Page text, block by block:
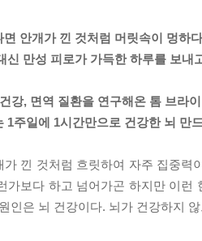
면 안개가 낀 것처럼 머릿속이 멍하
신 만성 피로가 가득한 하루를 보내
강, 면역 질환을 연구해온 톰 브라
1주일에 1시간만으로 건강한 뇌 만
가 낀 것처럼 흐릿하여 자주 집중
가보다 하고 넘어가곤 하지만 이
인은 뇌 건강이다. 뇌가 건강하지